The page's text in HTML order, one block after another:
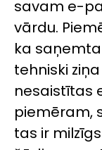
savam e-
vārdu.
ka saņemta
tehniski
nesaistītas
piemēram,
tas ir